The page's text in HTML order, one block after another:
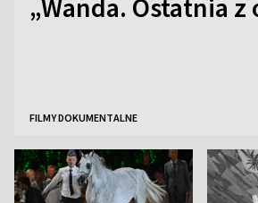
„Wanda. Ostatnia z
FILMY DOKUMENTALNE